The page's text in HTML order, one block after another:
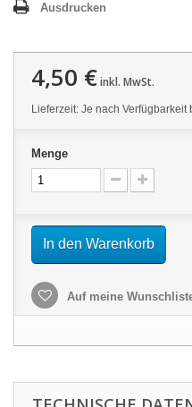
Ausdrucken
4,50 €inkl. MwSt.
Lieferzeit: Je nach Verfügbarkeit
Menge
In den Warenkorb
Auf meine